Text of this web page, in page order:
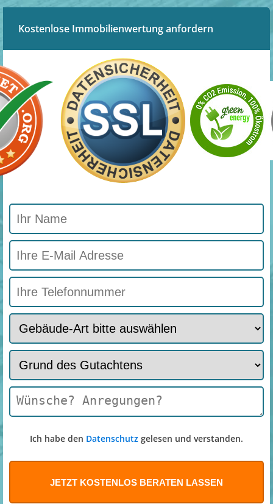
Kostenlose Immobilienwertung anfordern
Ich habe den Datenschutz gelesen und verstanden.